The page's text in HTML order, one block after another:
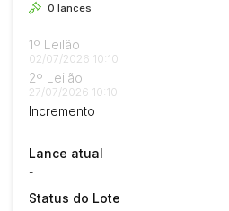
0 lances
1º Leilão
02/07/2026 10:10
2º Leilão
27/07/2026 10:10
Incremento
Lance atual
-
Status do Lote